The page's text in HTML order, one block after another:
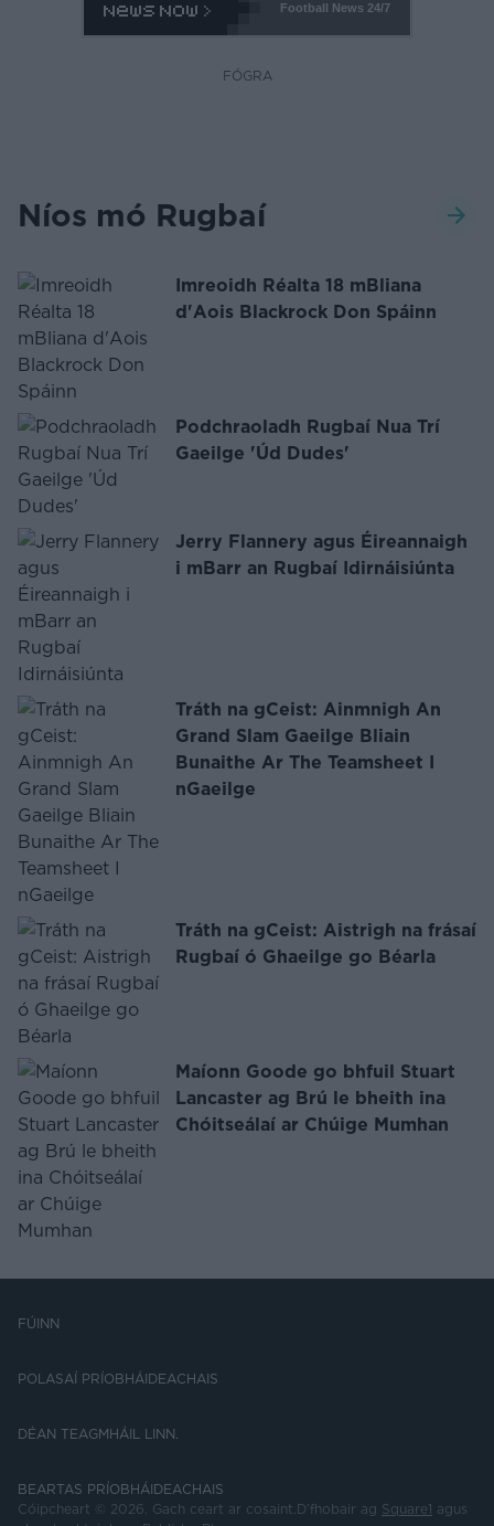
Football News24/7
FÓGRA
Níos mó Rugbaí
Imreoidh Réalta 18 mBliana
d'Aois Blackrock Don Spáinn
Podchraoladh Rugbaí Nua Trí
Gaeilge 'Úd Dudes'
Jerry Flannery agus Éireannaigh
i mBarr an Rugbaí Idirnáisiúnta
Tráth na gCeist: Ainmnigh An
Grand Slam Gaeilge Bliain
Bunaithe Ar The Teamsheet I
nGaeilge
Tráth na gCeist: Aistrigh na frásaí
Rugbaí ó Ghaeilge go Béarla
Maíonn Goode go bhfuil Stuart
Lancaster ag Brú le bheith ina
Chóitseálaí ar Chúige Mumhan
FÚINN
POLASAÍ PRÍOBHÁIDEACHAIS
DÉAN TEAGMHÁIL LINN.
BEARTAS PRÍOBHÁIDEACHAIS
Cóipcheart © 2026. Gach ceart ar cosaint.D’fhobair ag Square1 agus